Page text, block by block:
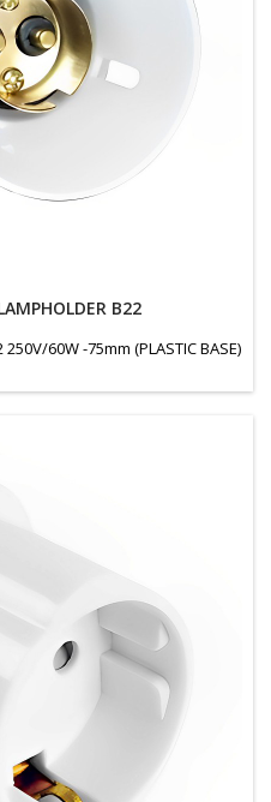
B22
250V/60W -75mm (PLASTIC BASE)